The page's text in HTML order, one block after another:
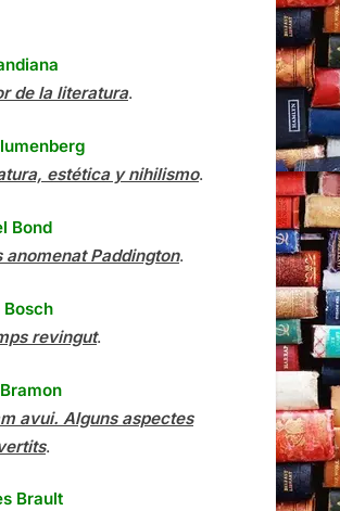
de la literatura.
estética y nihilismo.
Bond
anomenat Paddington.
Bosch
revingut.
avui. Alguns aspectes
.
Brault